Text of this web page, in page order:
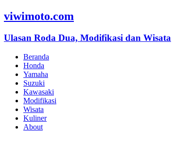
viwimoto.com
Ulasan Roda Dua, Modifikasi dan Wisata
Beranda
Honda
Yamaha
Suzuki
Kawasaki
Modifikasi
Wisata
Kuliner
About